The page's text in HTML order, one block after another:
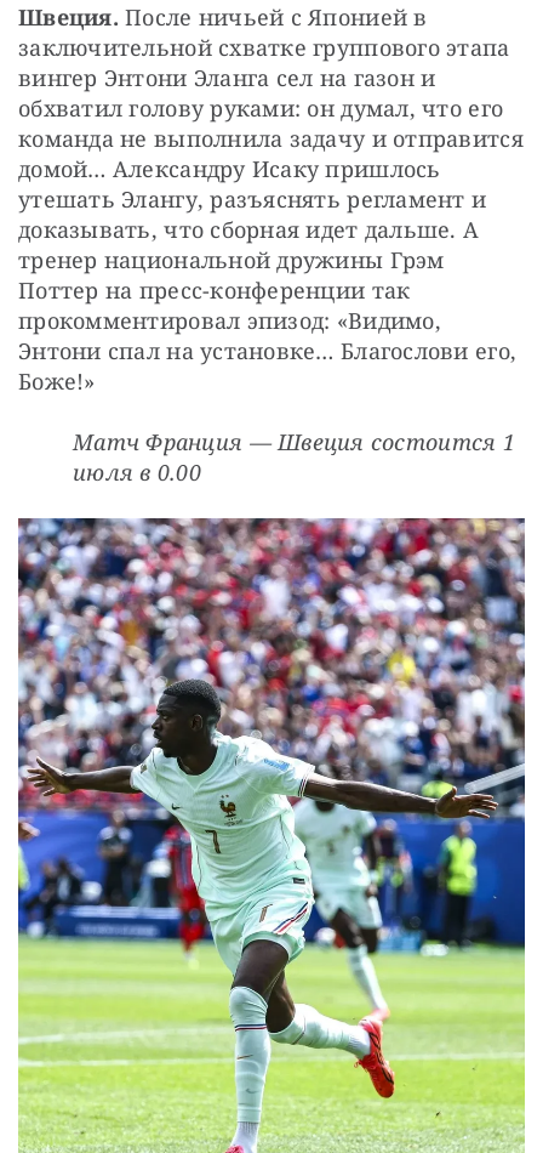
Швеция. После ничьей с Японией в
заключительной схватке группового этапа
вингер Энтони Эланга сел на газон и
обхватил голову руками: он думал, что его
команда не выполнила задачу и отправится
домой… Александру Исаку пришлось
утешать Элангу, разъяснять регламент и
доказывать, что сборная идет дальше. А
тренер национальной дружины Грэм
Поттер на пресс-конференции так
прокомментировал эпизод: «Видимо,
Энтони спал на установке… Благослови его,
Боже!»
Матч Франция — Швеция состоится 1
июля в 0.00